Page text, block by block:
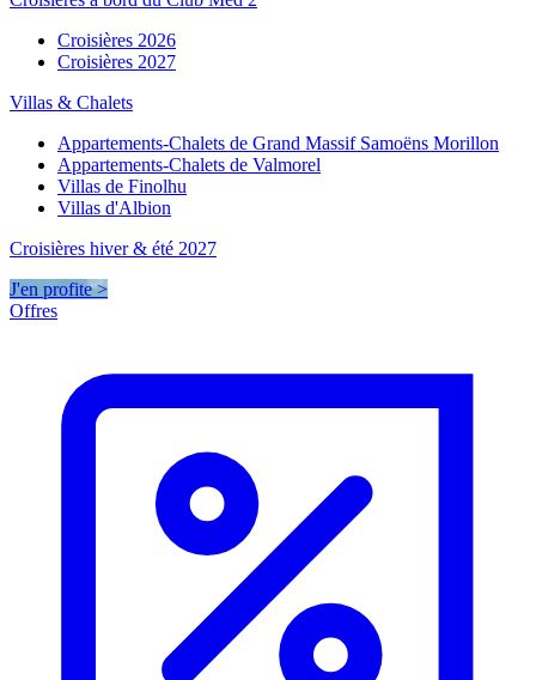
Croisières 2026
Croisières 2027
Villas & Chalets
Appartements-Chalets de Grand Massif Samoëns Morillon
Appartements-Chalets de Valmorel
Villas de Finolhu
Villas d'Albion
Croisières hiver & été 2027
J'en profite >
Offres